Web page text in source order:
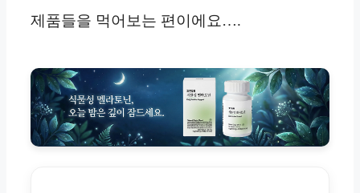
제품들을 먹어보는 편이에요….